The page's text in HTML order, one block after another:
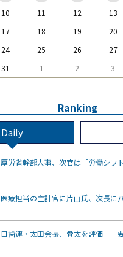
10 11 12 13
17 18 19 20
24 25 26 27
31 1 2 3
Ranking
Daily
厚労省幹部人事、次官は「労働シフ
医療担当の主計官に片山氏、次長
日歯連・太田会長、骨太を評価 要